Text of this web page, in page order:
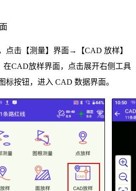
点击【测量】界面→【CAD 放样】
在CAD放样界面，点击展开右侧工具
标按钮，进入 CAD 数据界面。